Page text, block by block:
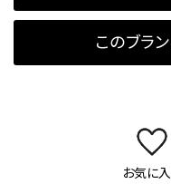
このブラ
お気に